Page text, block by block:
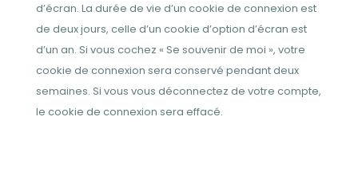
d’écran. La durée de vie d’un cookie de connexion est
de deux jours, celle d’un cookie d’option d’écran est
d’un an. Si vous cochez « Se souvenir de moi », votre
cookie de connexion sera conservé pendant deux
semaines. Si vous vous déconnectez de votre compte,
le cookie de connexion sera effacé.